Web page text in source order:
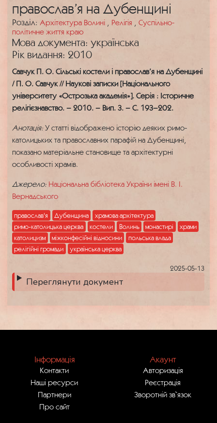
православ’я на Дубенщині
Розділ: Архітектура Волині Релігія
Суспільно-
політичне життя краю
Мова документа: українська
Рік видання: 2010
Савчук П. О. Сільські костели і православ’я на Дубенщині
/ П. О. Савчук // Наукові записки [Національного
університету «Острозька академія»]. Серія : Історичне
релігієзнавство. – 2010. – Вип. 3. – С. 193–202.
Анотація: У статті відображено історію деяких римо-
католицьких та православних парафій на Дубенщині,
показано матеріальне становище та архітектурні
особливості храмів.
Джерело: Національна бібліотека України імені В. І.
Вернадського
православ'я Дубенщина
храмова архітектура
римо-католицька церква
костели Волинь монастирі
храми
католицизм
міжконфесійні відносини
польська влада
релігійні громади
українська церква
2025-05-13
Переглянути документ
Інформація
Контакти
Наші ресурси
Партнери
Про сайт
Акаунт
Авторизація
Реєстрація
Зворотній зв`язок